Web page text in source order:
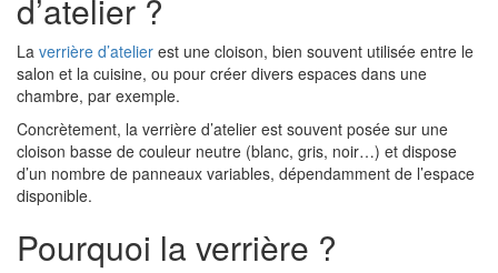
d’atelier ?
La verrière d’atelier est une cloison, bien souvent utilisée entre le
salon et la cuisine, ou pour créer divers espaces dans une
chambre, par exemple.
Concrètement, la verrière d’atelier est souvent posée sur une
cloison basse de couleur neutre (blanc, gris, noir…) et dispose
d’un nombre de panneaux variables, dépendamment de l’espace
disponible.
Pourquoi la verrière ?